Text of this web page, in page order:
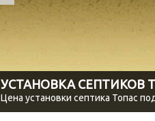
УСТАНОВКА СЕПТИКОВ
Цена установки септика Топас